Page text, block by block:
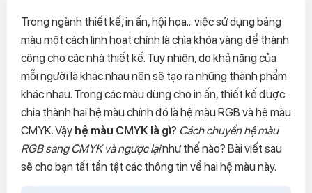
Trong ngành thiết kế, in ấn, hội họa... việc sử dụng bảng
màu một cách linh hoạt chính là chìa khóa vàng để thành
công cho các nhà thiết kế. Tuy nhiên, do khả năng của
mỗi người là khác nhau nên sẽ tạo ra những thành phẩm
khác nhau. Trong các màu dùng cho in ấn, thiết kế được
chia thành hai hệ màu chính đó là hệ màu RGB và hệ màu
CMYK. Vậy hệ màu CMYK là gì? Cách chuyển hệ màu
RGB sang CMYK và ngược lạinhư thế nào? Bài viết sau
sẽ cho bạn tất tần tật các thông tin về hai hệ màu này.